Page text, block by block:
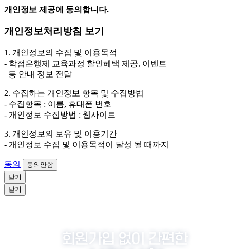
사, 해커스편입 등)
3. 개인정보 보유/이용 기간: 법령상 정하는 경우를 제
외하고는 회원탈퇴 시까지 이용 및 보관합니다. 단, 비회
원이거나 상담 시로부터 3년 이내 탈퇴하는 자의 경우,
소비자 불만 또는 분쟁처리를 위해 3년간 보관합니다.
의 경우에는 상담 신청이 제한됩니다.
개인정보 제공에 동의합니다.
개인정보처리방침 보기
1. 개인정보의 수집 및 이용목적
- 학점은행제 교육과정 할인혜택 제공, 이벤트
등 안내 정보 전달
2. 수집하는 개인정보 항목 및 수집방법
- 수집항목 : 이름, 휴대폰 번호
- 개인정보 수집방법 : 웹사이트
3. 개인정보의 보유 및 이용기간
- 개인정보 수집 및 이용목적이 달성 될 때까지
동의
동의안함
닫기
닫기